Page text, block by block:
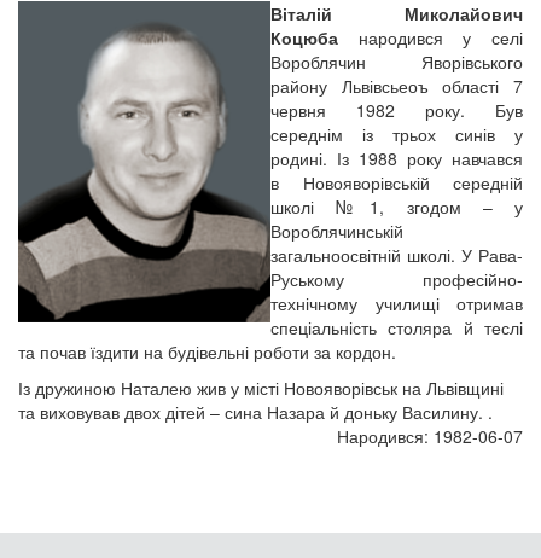
Віталій Миколайович
Коцюба народився у селі
Вороблячин Яворівського
району Львівсьеоъ області 7
червня 1982 року. Був
середнім із трьох синів у
родині. Із 1988 року навчався
в Новояворівській середній
школі №1, згодом – у
Вороблячинській
загальноосвітній школі. У Рава-
Руському професійно-
технічному училищі отримав
спеціальність столяра й теслі
та почав їздити на будівельні роботи за кордон.
Із дружиною Наталею жив у місті Новояворівськ на Львівщині
та виховував двох дітей – сина Назара й доньку Василину. .
Народився: 1982-06-07